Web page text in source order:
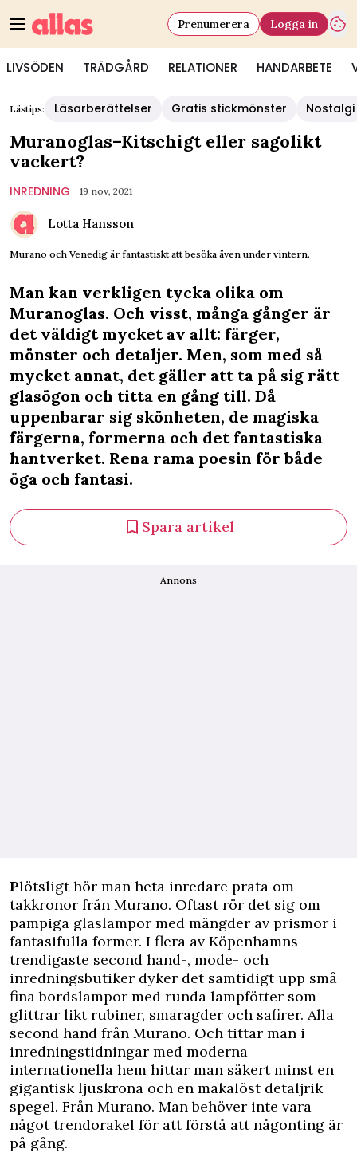
LIVSÖDEN TRÄDGÅRD RELATIONER HANDARBETE
Prenumerera Logga in
Lästips: Läsarberättelser Gratis stickmönster Nostalgi
Muranoglas–Kitschigt eller sagolikt
vackert?
INREDNING 19 nov, 2021
Lotta Hansson
Murano och Venedig är fantastiskt att besöka även under vintern.
Man kan verkligen tycka olika om
Muranoglas. Och visst, många gånger är
det väldigt mycket av allt: färger,
mönster och detaljer. Men, som med så
mycket annat, det gäller att ta på sig rätt
glasögon och titta en gång till. Då
uppenbarar sig skönheten, de magiska
färgerna, formerna och det fantastiska
hantverket. Rena rama poesin för både
öga och fantasi.
Spara artikel
Annons
Plötsligt hör man heta inredare prata om
takkronor från Murano. Oftast rör det sig om
pampiga glaslampor med mängder av prismor i
fantasifulla former. I flera av Köpenhamns
trendigaste second hand-, mode- och
inredningsbutiker dyker det samtidigt upp små
fina bordslampor med runda lampfötter som
glittrar likt rubiner, smaragder och safirer. Alla
second hand från Murano. Och tittar man i
inredningstidningar med moderna
internationella hem hittar man säkert minst en
gigantisk ljuskrona och en makalöst detaljrik
spegel. Från Murano. Man behöver inte vara
något trendorakel för att förstå att någonting är
på gång.